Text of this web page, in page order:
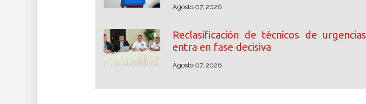
Agosto 07, 2026
Reclasificación de técnicos de urgencias
entra en fase decisiva
Agosto 07, 2026